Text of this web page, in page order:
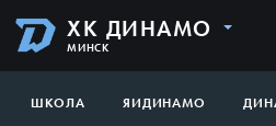
ХК ДИНАМО
МИНСК
ШКОЛА ЯИДИНАМО